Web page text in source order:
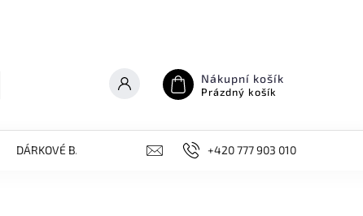
Nákupní košík
Prázdný košík
DÁRKOVÉ BALÍČKY NOVINKY, AKCE KONTAKT
+420 777 903 010